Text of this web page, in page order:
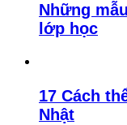
Những
lớp học
17 Cách
Nhật